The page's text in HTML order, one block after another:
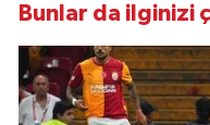
Bunlar da ilginizi